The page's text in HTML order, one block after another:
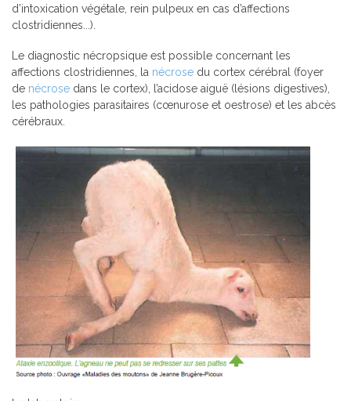
d’intoxication végétale, rein pulpeux en cas d’affections
clostridiennes...).
Le diagnostic nécropsique est possible concernant les
affections clostridiennes, la nécrose du cortex cérébral (foyer
de nécrose dans le cortex), l’acidose aiguë (lésions digestives),
les pathologies parasitaires (cœnurose et oestrose) et les abcès
cérébraux.